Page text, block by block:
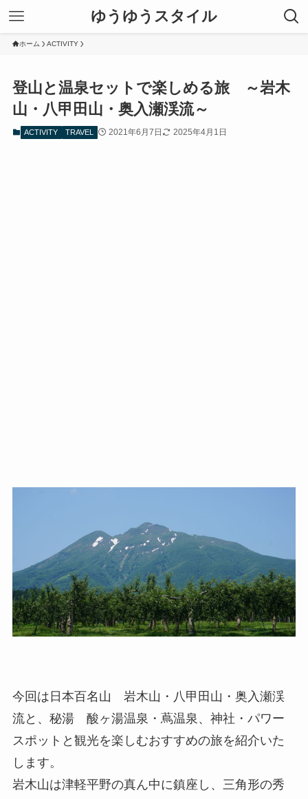
ゆうゆうスタイル
ホーム ACTIVITY
登山と温泉セットで楽しめる旅 ～岩木
山・八甲田山・奥入瀬渓流～
ACTIVITY TRAVEL 2021年6月7日 2025年4月1日
今回は日本百名山 岩木山・八甲田山・奥入瀬渓
流と、秘湯 酸ヶ湯温泉・蔦温泉、神社・パワー
スポットと観光を楽しむおすすめの旅を紹介いた
します。
岩木山は津軽平野の真ん中に鎮座し、三角形の秀